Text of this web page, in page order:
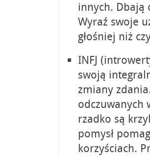
innych. Dbają
Wyraź swoje
głośniej niż
INFJ
swoją
zmiany
odczuwanych
rzadko są
pomysł
korzyściach.